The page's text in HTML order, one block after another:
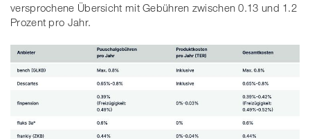
versprochene Übersicht mit Gebühren zwischen 0.13 und 1.2
Prozent pro Jahr.